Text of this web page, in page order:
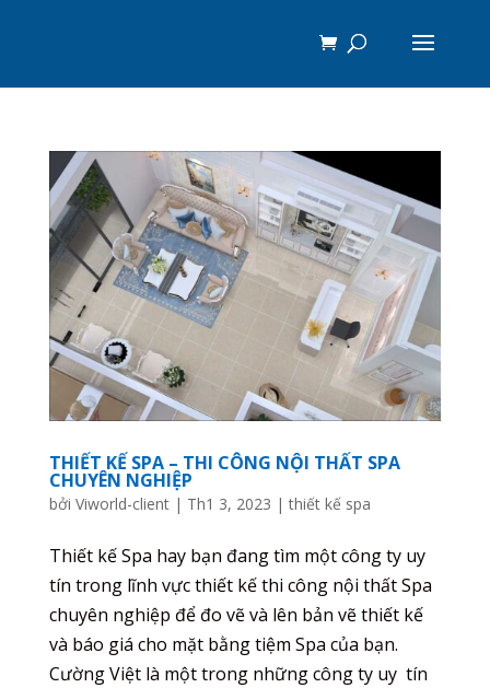
THIẾT KẾ SPA – THI CÔNG NỘI THẤT SPA
CHUYÊN NGHIỆP
bởi Viworld-client| Th1 3, 2023 |thiết kế spa
Thiết kế Spa hay bạn đang tìm một công ty uy
tín trong lĩnh vực thiết kế thi công nội thất Spa
chuyên nghiệp để đo vẽ và lên bản vẽ thiết kế
và báo giá cho mặt bằng tiệm Spa của bạn.
Cường Việt là một trong những công ty uy tín